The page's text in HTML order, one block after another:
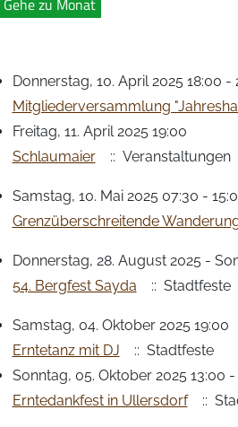
Donnerstag, 10. April 2025 18:00 -
Mitgliederversammlung
Freitag, 11. April 2025 19:00
Schlaumaier
:: Veranstaltungen
Samstag, 10. Mai 2025 07:30 -
Grenzüberschreitende
Donnerstag, 28. August 2025 -
54. Bergfest Sayda
:: Stadtfeste
Samstag, 04. Oktober 2025 19:00
Erntetanz mit DJ
:: Stadtfeste
Sonntag, 05. Oktober 2025 13:00 -
Erntedankfest in Ullersdorf
::